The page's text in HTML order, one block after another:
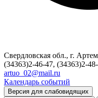
Свердловская обл., г.
(34363)2-46-47, (34363)2-
artuo_02@mail.ru
Календарь событий
Версия для слабовидящих